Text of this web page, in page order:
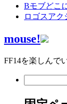
Bモブどこ
ロゴスア
mouse!
FF14を楽しんで